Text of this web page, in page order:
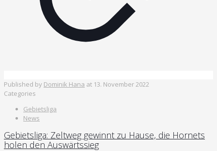
Published by Dominik Hana at 13. November 2022
Categories
Gebietsliga
News
Gebietsliga: Zeltweg gewinnt zu Hause, die Hornets
holen den Auswärtssieg